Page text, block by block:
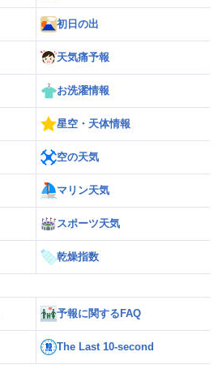
初日の出
天気痛予報
お洗濯情報
星空・天体情報
空の天気
マリン天気
スポーツ天気
乾燥指数
予報に関するFAQ
The Last 10-second